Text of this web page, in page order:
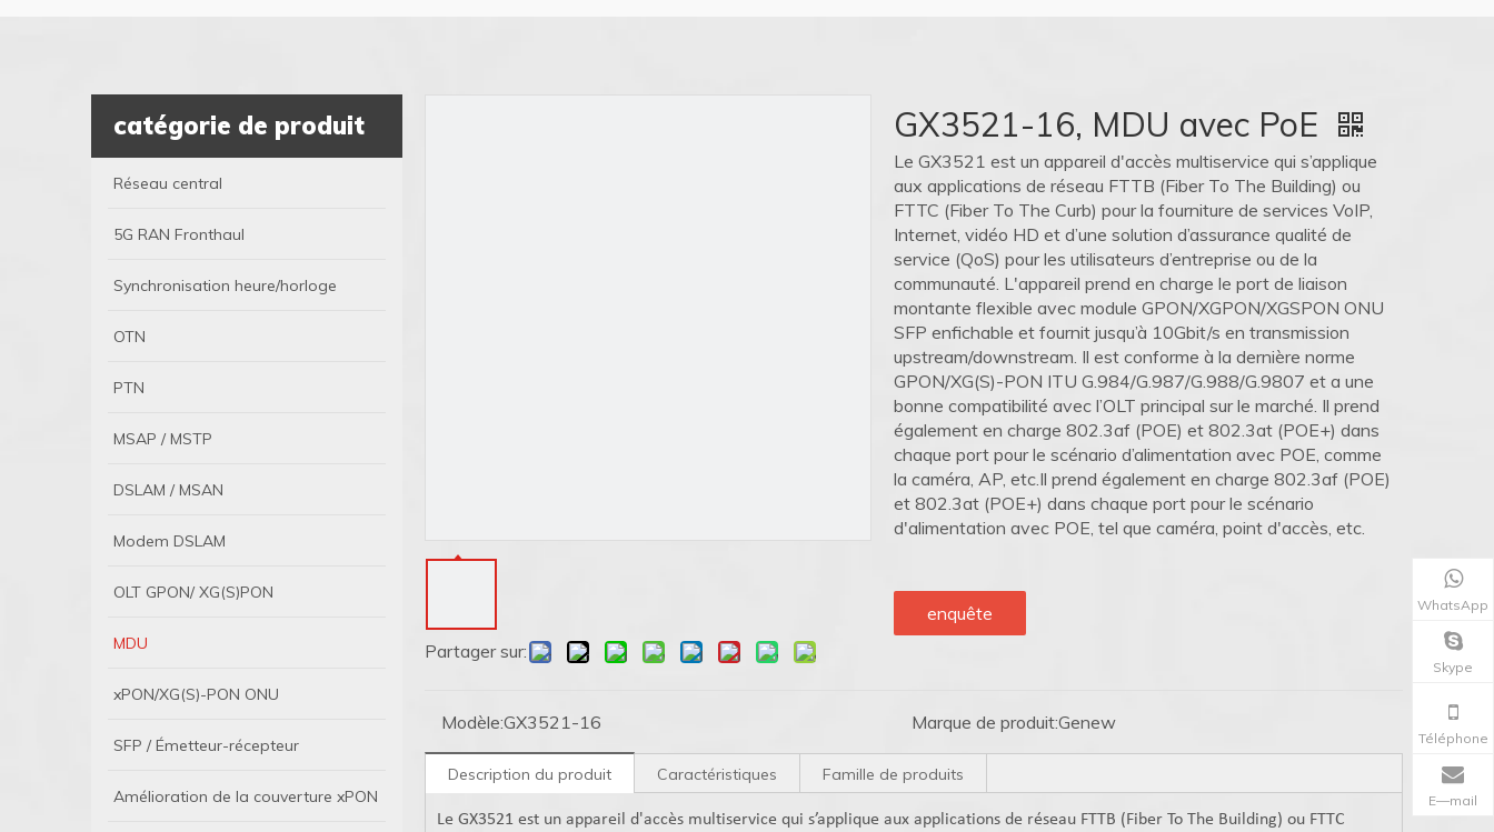
catégorie de produit
Réseau central
5G RAN Fronthaul
Synchronisation heure/horloge
OTN
PTN
MSAP / MSTP
DSLAM / MSAN
Modem DSLAM
OLT GPON/ XG(S)PON
MDU
xPON/XG(S)-PON ONU
SFP / Émetteur-récepteur
Amélioration de la couverture xPON
Partager sur:
GX3521-16, MDU avec PoE
Le GX3521 est un appareil d'accès multiservice qui s’applique
aux applications de réseau FTTB (Fiber To The Building) ou
FTTC (Fiber To The Curb) pour la fourniture de services VoIP,
Internet, vidéo HD et d’une solution d’assurance qualité de
service (QoS) pour les utilisateurs d’entreprise ou de la
communauté. L'appareil prend en charge le port de liaison
montante flexible avec module GPON/XGPON/XGSPON ONU
SFP enfichable et fournit jusqu’à 10Gbit/s en transmission
upstream/downstream. Il est conforme à la dernière norme
GPON/XG(S)-PON ITU G.984/G.987/G.988/G.9807 et a une
bonne compatibilité avec l’OLT principal sur le marché. Il prend
également en charge 802.3af (POE) et 802.3at (POE+) dans
chaque port pour le scénario d’alimentation avec POE, comme
la caméra, AP, etc.Il prend également en charge 802.3af (POE)
et 802.3at (POE+) dans chaque port pour le scénario
d'alimentation avec POE, tel que caméra, point d'accès, etc.
enquête
Modèle:GX3521-16 Marque de produit:Genew
Description du produit Caractéristiques Famille de produits
Le GX3521 est un appareil d'accès multiservice qui s’applique aux applications de réseau FTTB (Fiber To The Building) ou FTTC
WhatsApp
Skype
Téléphone
E—mail